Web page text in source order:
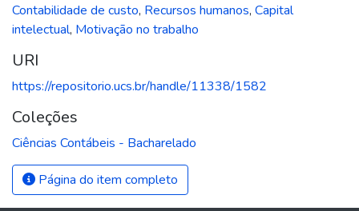
Contabilidade de custo, Recursos humanos, Capital
intelectual, Motivação no trabalho
URI
https://repositorio.ucs.br/handle/11338/1582
Coleções
Ciências Contábeis - Bacharelado
Página do item completo